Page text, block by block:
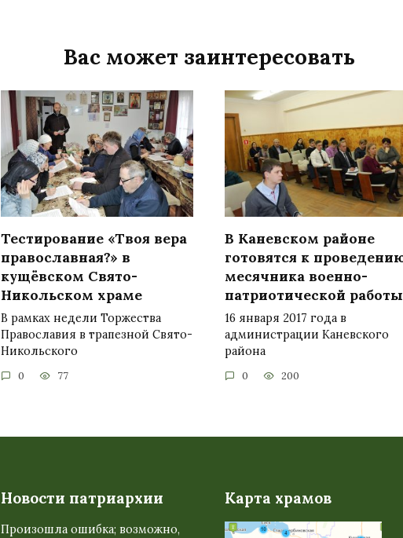
Вас может заинтересовать
Тестирование «Твоя вера
православная?» в
кущёвском Свято-
Никольском храме
В рамках недели Торжества
Православия в трапезной Свято-
Никольского
0 77
В Каневском районе
готовятся к
месячника военно-
патриотической работы
16 января 2017 года в
администрации Каневского
района
0 200
Новости патриархии
Произошла ошибка; возможно,
Карта храмов